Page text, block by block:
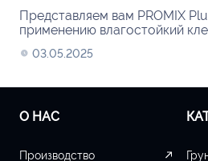
Представляем вам PROMIX
применению влагостойкий
монтажа стеклообоев,...
03.05.2025
О НАС
Производство